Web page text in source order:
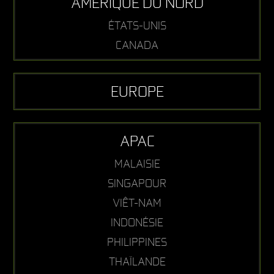
ÉTATS-UNIS
CANADA
EUROPE
APAC
MALAISIE
SINGAPOUR
VIÊT-NAM
INDONÉSIE
PHILIPPINES
THAÏLANDE